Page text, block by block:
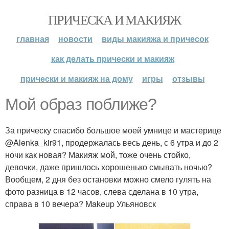
ПРИЧЕСКА И МАКИЯЖ
главная новости
виды макияжа и причесок
как делать прически и макияж
прически и макияж на дому
игры отзывы
Мой образ поближе?
За прическу спасибо большое моей умнице и мастерице
@Alenka_kir91, продержалась весь день, с 6 утра и до 2
ночи как новая? Макияж мой, тоже очень стойко,
девочки, даже пришлось хорошенько смывать ночью?
Вообщем, 2 дня без остановки можно смело гулять на
фото разница в 12 часов, слева сделана в 10 утра,
справа в 10 вечера? Makeup Ульяновск